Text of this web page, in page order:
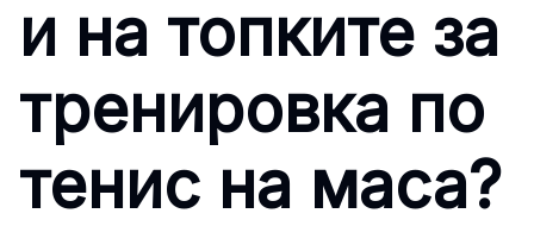
и на топките за
тренировка по
тенис на маса?